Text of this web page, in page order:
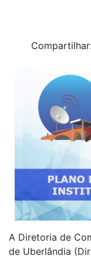
A Diretoria de
de Uberlândia